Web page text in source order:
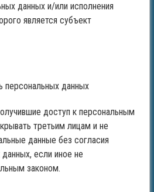
данных и/или исполнения
является субъект
персональных данных
доступ к персональным
третьим лицам и не
данные без согласия
если иное не
законом.